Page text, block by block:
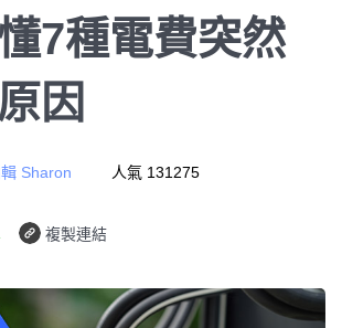
7種電費突然
因
Sharon 人氣 131275
複製連結